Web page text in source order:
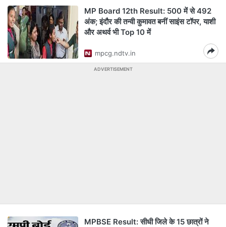
MP Board 12th Result: 500 में से 492
अंक; इंदौर की तन्वी कुमावत बनीं साइंस टॉपर, याशी
और अथर्व भी Top 10 में
mpcg.ndtv.in
ADVERTISEMENT
MPBSE Result: सीधी जिले के 15 छात्रों ने